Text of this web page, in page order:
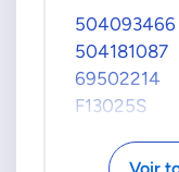
504093466
504181087
69502214
F13025S
Voir